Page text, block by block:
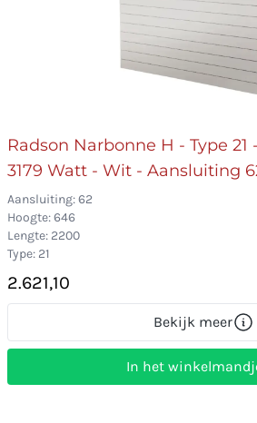
Radson Narbonne H - Type
3179 Watt - Wit - Aansluiting
Aansluiting: 62
Hoogte: 646
Lengte: 2200
Type: 21
2.621,10
Bekijk meer
In het